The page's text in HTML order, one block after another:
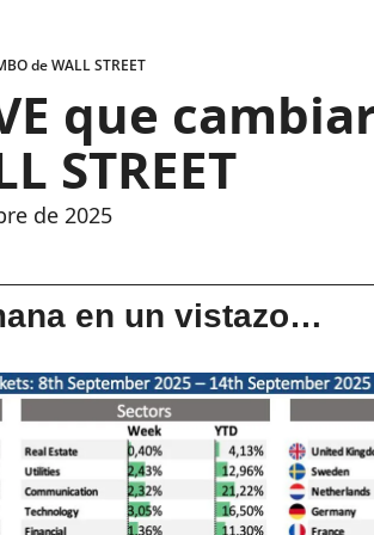
de WALL STREET
que
STREET
de 2025
en un vistazo…